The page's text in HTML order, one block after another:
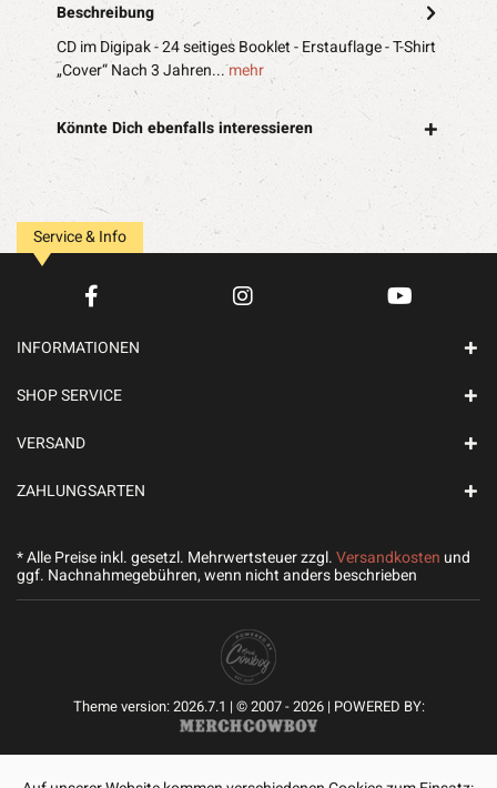
Beschreibung
CD im Digipak - 24 seitiges Booklet - Erstauflage - T-Shirt
„Cover“ Nach 3 Jahren...mehr
Könnte Dich ebenfalls interessieren
Service & Info
INFORMATIONEN
SHOP SERVICE
VERSAND
ZAHLUNGSARTEN
* Alle Preise inkl. gesetzl. Mehrwertsteuer zzgl.Versandkosten und
ggf. Nachnahmegebühren, wenn nicht anders beschrieben
Theme version: 2026.7.1 | © 2007 - 2026 | POWERED BY: